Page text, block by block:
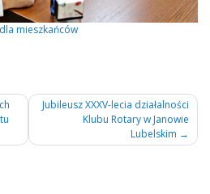
dla mieszkańców
Jubileusz XXXV-lecia działalności
Klubu Rotary w Janowie
Lubelskim